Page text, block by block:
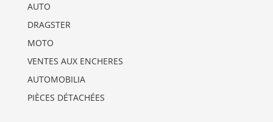
AUTO
DRAGSTER
MOTO
VENTES AUX ENCHERES
AUTOMOBILIA
PIÈCES DÉTACHÉES